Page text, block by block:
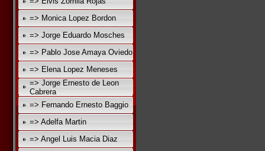
=> Monica Lopez Bordon
=> Jorge Eduardo Mosches
=> Pablo Jose Amaya Oviedo
=> Elena Lopez Meneses
=> Jorge Ernesto de Leon
Cabrera
=> Fernando Ernesto Baggio
=> Adelfa Martin
=> Angel Luis Macia Diaz